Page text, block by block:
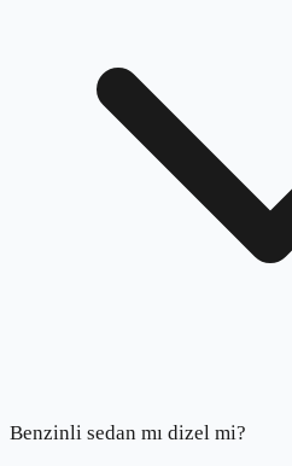
Benzinli sedan mı dizel mi?